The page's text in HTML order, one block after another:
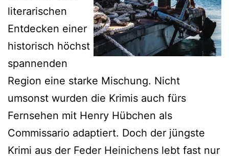
literarischen
Entdecken einer
historisch höchst
spannenden
Region eine starke Mischung. Nicht
umsonst wurden die Krimis auch fürs
Fernsehen mit Henry Hübchen als
Commissario adaptiert. Doch der jüngste
Krimi aus der Feder Heinichens lebt fast nur